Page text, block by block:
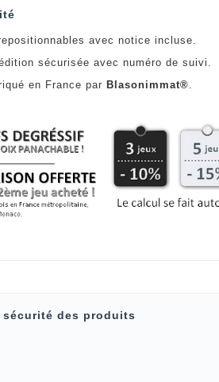
avec notice incluse.
sécurisée avec numéro de suivi.
en France par Blasonimmat®
des produits